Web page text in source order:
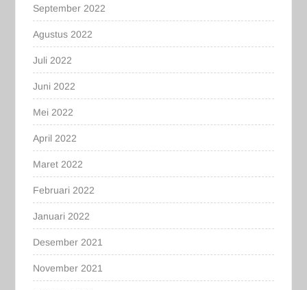
September 2022
Agustus 2022
Juli 2022
Juni 2022
Mei 2022
April 2022
Maret 2022
Februari 2022
Januari 2022
Desember 2021
November 2021